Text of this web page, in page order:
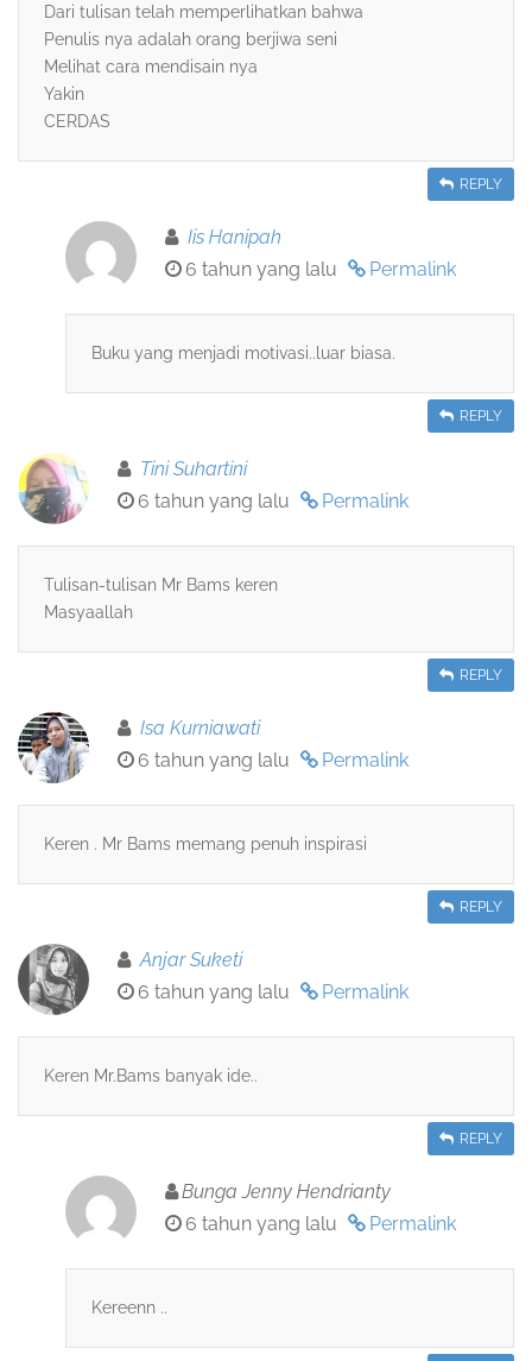
Dari tulisan telah memperlihatkan bahwa
Penulis nya adalah orang berjiwa seni
Melihat cara mendisain nya
Yakin
CERDAS
REPLY
Iis Hanipah
6 tahun yang lalu
Permalink
Buku yang menjadi motivasi..luar biasa.
REPLY
Tini Suhartini
6 tahun yang lalu
Permalink
Tulisan-tulisan Mr Bams keren
Masyaallah
REPLY
Isa Kurniawati
6 tahun yang lalu
Permalink
Keren . Mr Bams memang penuh inspirasi
REPLY
Anjar Suketi
6 tahun yang lalu
Permalink
Keren Mr.Bams banyak ide..
REPLY
Bunga Jenny Hendrianty
6 tahun yang lalu
Permalink
Kereenn ..